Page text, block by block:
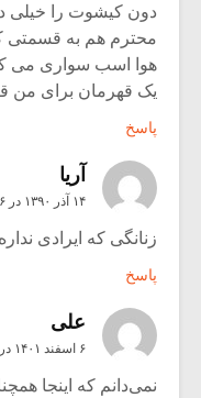
دون کیشوت را خیلی
محترم هم به قسمتی
هوا اسب سواری می
یک قهرمان برای من
پاسخ
آریا
۱۴ آذر ۱۳۹۰ در ۷:۲۶ ب٫ظ
زنانگی که ایرادی
پاسخ
علی
۶ اسفند ۱۴۰۱ در ۱۰:۱۵ ب٫ظ
نمی‌دانم که اینجا